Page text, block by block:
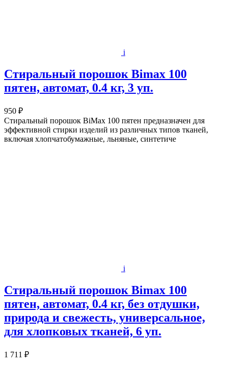
i
Стиральный порошок Bimax 100
пятен, автомат, 0.4 кг, 3 уп.
950 ₽
Стиральный порошок BiMax 100 пятен предназначен для
эффективной стирки изделий из различных типов тканей,
включая хлопчатобумажные, льняные, синтетиче
i
Стиральный порошок Bimax 100
пятен, автомат, 0.4 кг, без отдушки,
природа и свежесть, универсальное,
для хлопковых тканей, 6 уп.
1 711 ₽